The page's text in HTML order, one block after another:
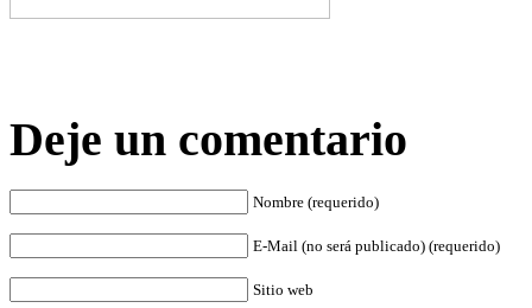
Deje un comentario
Nombre (requerido)
E-Mail (no será publicado) (requerido)
Sitio web